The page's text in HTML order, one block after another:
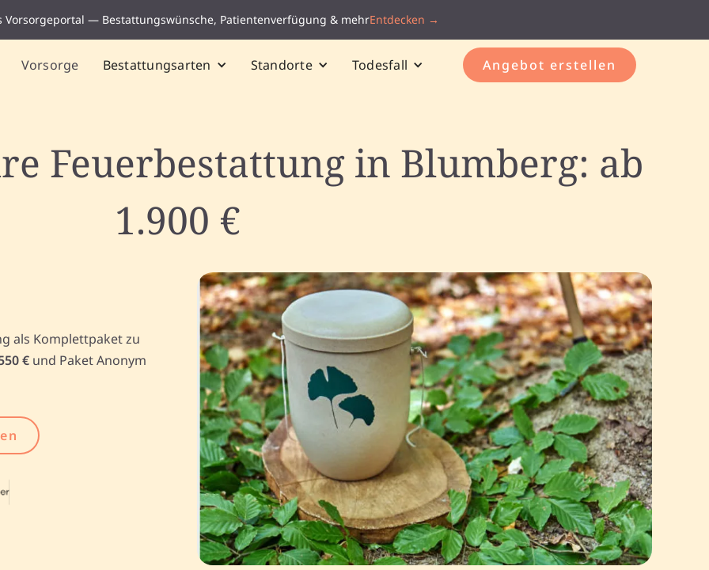
Vorsorgeportal — Bestattungswünsche, Patientenverfügung & mehrEntdecken →
Vorsorge Bestattungsarten Standorte Todesfall Angebot erstellen
Feuerbestattung in Blumberg: ab
1.900 €
als Komplettpaket zu
€ und Paket Anonym